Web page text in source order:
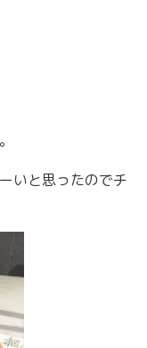
いと思ったのでチ